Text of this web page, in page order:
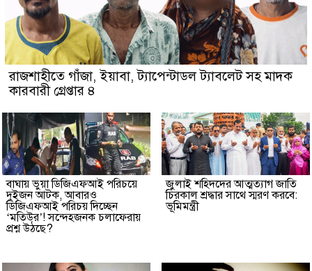
রাজশাহীতে গাঁজা, ইয়াবা, ট্যাপেন্টাডল ট্যাবলেট সহ মাদক
কারবারী গ্রেপ্তার ৪
বাঘায় ভুয়া ডিজিএফআই পরিচয়ে
দুইজন আটক, আবারও
ডিজিএফআই পরিচয় দিচ্ছেন
‘মতিউর’! সন্দেহজনক চলাফেরায়
প্রশ্ন উঠছে?
জুলাই শহিদদের আত্মত্যাগ জাতি
চিরকাল শ্রদ্ধার সাথে স্মরণ করবে:
ভূমিমন্ত্রী